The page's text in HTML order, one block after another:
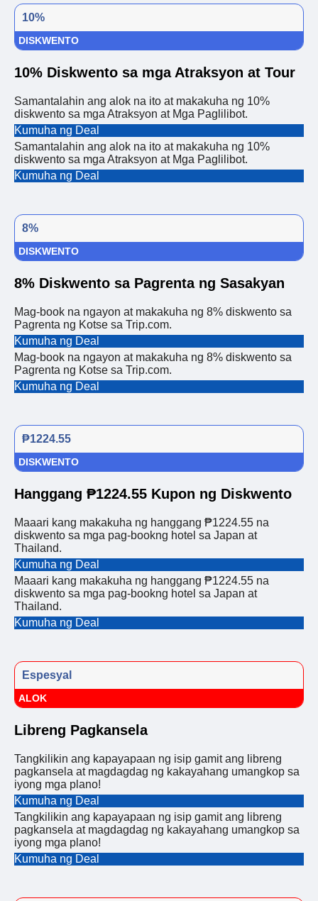
10%
DISKWENTO
10% Diskwento sa mga Atraksyon at Tour
Samantalahin ang alok na ito at makakuha ng 10%
diskwento sa mga Atraksyon at Mga Paglilibot.
Kumuha ng Deal
Samantalahin ang alok na ito at makakuha ng 10%
diskwento sa mga Atraksyon at Mga Paglilibot.
Kumuha ng Deal
8%
DISKWENTO
8% Diskwento sa Pagrenta ng Sasakyan
Mag-book na ngayon at makakuha ng 8% diskwento sa
Pagrenta ng Kotse sa Trip.com.
Kumuha ng Deal
Mag-book na ngayon at makakuha ng 8% diskwento sa
Pagrenta ng Kotse sa Trip.com.
Kumuha ng Deal
₱1224.55
DISKWENTO
Hanggang ₱1224.55 Kupon ng Diskwento
Maaari kang makakuha ng hanggang ₱1224.55 na
diskwento sa mga pag-bookng hotel sa Japan at
Thailand.
Kumuha ng Deal
Maaari kang makakuha ng hanggang ₱1224.55 na
diskwento sa mga pag-bookng hotel sa Japan at
Thailand.
Kumuha ng Deal
Espesyal
ALOK
Libreng Pagkansela
Tangkilikin ang kapayapaan ng isip gamit ang libreng
pagkansela at magdagdag ng kakayahang umangkop sa
iyong mga plano!
Kumuha ng Deal
Tangkilikin ang kapayapaan ng isip gamit ang libreng
pagkansela at magdagdag ng kakayahang umangkop sa
iyong mga plano!
Kumuha ng Deal